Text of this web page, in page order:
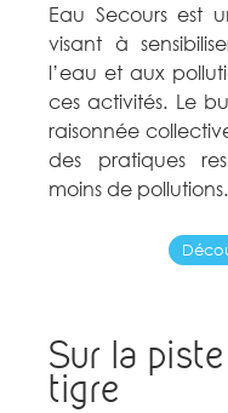
Eau Secours est
visant à
l’eau et aux
ces activités. Le
raisonnée
des pratiques
moins de pollutions.
Sur la
tigre